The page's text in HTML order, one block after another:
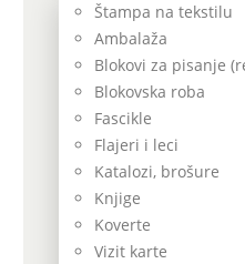
Štampa na tekstilu
Ambalaža
Blokovi za pisanje
Blokovska roba
Fascikle
Flajeri i leci
Katalozi, brošure
Knjige
Koverte
Vizit karte